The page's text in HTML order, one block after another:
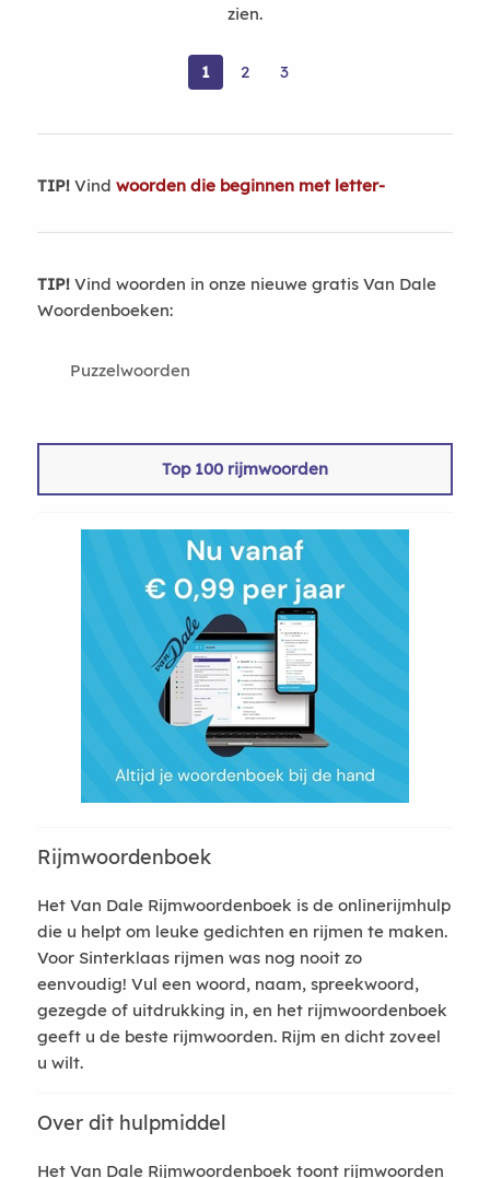
zien.
1 2 3
TIP!Vind woorden die beginnen met letter-
TIP!Vind woorden in onze nieuwe gratis Van Dale
Woordenboeken:
Puzzelwoorden
Top 100 rijmwoorden
Rijmwoordenboek
Het Van Dale Rijmwoordenboek is de onlinerijmhulp
die u helpt om leuke gedichten en rijmen te maken.
Voor Sinterklaas rijmen was nog nooit zo
eenvoudig! Vul een woord, naam, spreekwoord,
gezegde of uitdrukking in, en het rijmwoordenboek
geeft u de beste rijmwoorden. Rijm en dicht zoveel
u wilt.
Over dit hulpmiddel
Het Van Dale Rijmwoordenboek toont rijmwoorden